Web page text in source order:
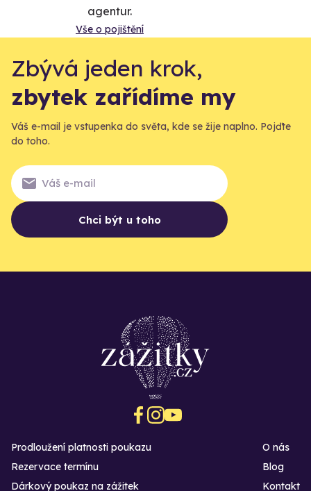
agentur.
Vše o pojištění
Zbývá jeden krok,
zbytek zařídíme my
Váš e-mail je vstupenka do světa, kde se žije naplno. Pojďte
do toho.
Chci být u toho
Prodloužení platnosti poukazu
Rezervace termínu
Dárkový poukaz na zážitek
O nás
Blog
Kontakt